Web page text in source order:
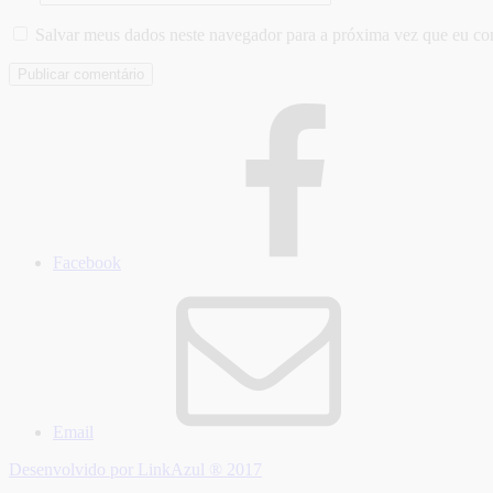
Salvar meus dados neste navegador para a próxima vez que eu
Facebook
Email
Desenvolvido por LinkAzul ® 2017